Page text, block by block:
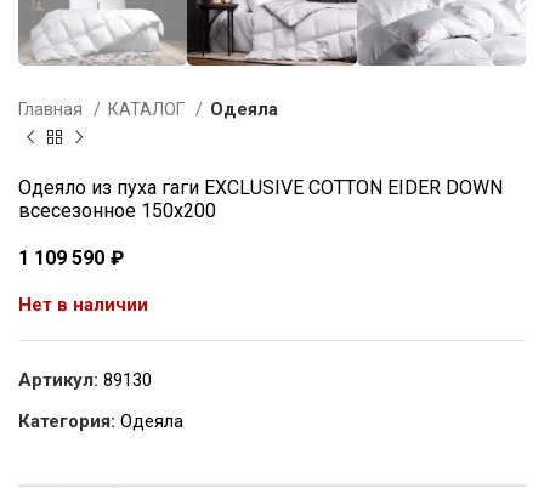
Главная КАТАЛОГ Одеяла
Одеяло из пуха гаги EXCLUSIVE COTTON EIDER DOWN
всесезонное 150х200
1 109 590 ₽
Нет в наличии
Артикул: 89130
Категория: Одеяла